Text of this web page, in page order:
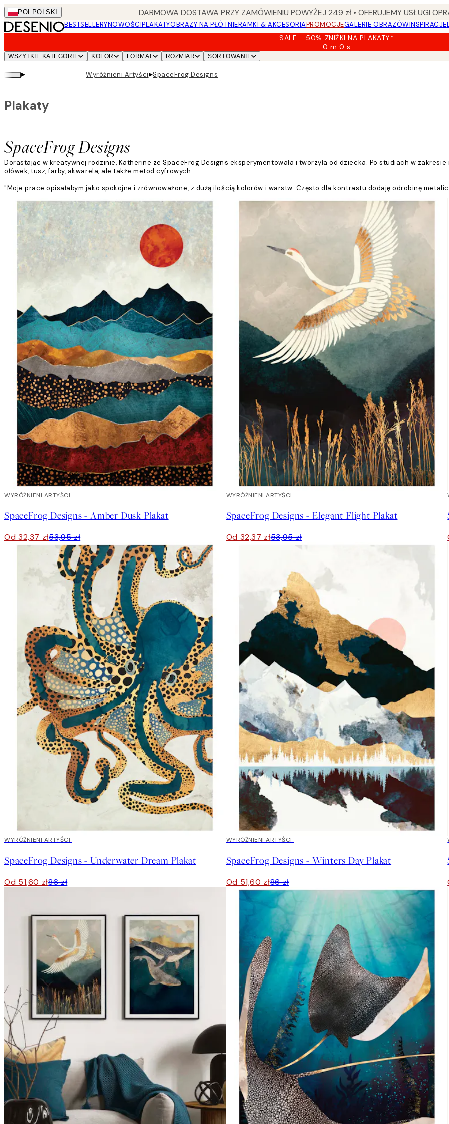
Skip
to
main
POL POLSKI DARMOWA DOSTAWA PRZY ZAMÓWIENIU POWYŻEJ 249 zł • OFERUJEMY USŁUGI
BESTSELLERYNOWOŚCIPLAKATYOBRAZY NA PŁÓTNIERAMKI & AKCESORIAPROMOCJEGALERIE OBRAZÓWINSPIRACJE
SALE - 50% ZNIŻKI NA PLAKATY*
0 m0 s
Ważny
WSZYTKIE KATEGORIE KOLOR FORMAT ROZMIAR SORTOWANIE
▸ Wyróżnieni Artyści▸SpaceFrog Designs
SpaceFrog Designs
Plakaty
Dorastając w kreatywnej rodzinie, Katherine ze SpaceFrog Designs eksperymentowała i tworzyła od dziecka. Po studiach w
ołówek, tusz, farby, akwarela, ale także metod cyfrowych.
"Moje prace opisałabym jako spokojne i zrównoważone, z dużą ilością kolorów i warstw. Często dla kontrastu dodaję odrobinę
Katherine często wpada na pomysły swoich prac w środku nocy; następnie szkicuje je lub maluje, po czym przenosi na ekran
"Natura ma zasadniczy wpływ na moją pracę. Fascynują mnie złożone i proste relacje między kolorami, kształtami i fakturami."
Czytaj więcej
40%*
WYRÓŻNIENI ARTYŚCI
SpaceFrog Designs - Amber Dusk Plakat
Od 32,37 zł53,95 zł
40%*
WYRÓŻNIENI ARTYŚCI
SpaceFrog Designs - Elegant Flight Plakat
Od 32,37 zł53,95 zł
40%*
WYRÓŻNIENI ARTYŚCI
SpaceFrog Designs - Underwater Dream Plakat
Od 51,60 zł86 zł
40%*
WYRÓŻNIENI ARTYŚCI
SpaceFrog Designs - Winters Day Plakat
Od 51,60 zł86 zł